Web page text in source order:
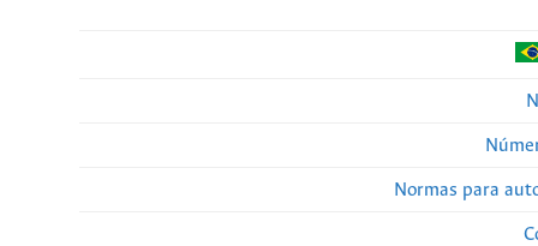
Normas para